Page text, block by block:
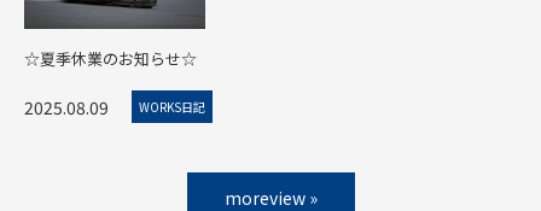
☆夏季休業のお知らせ☆
2025.08.09 WORKS日記
moreview »